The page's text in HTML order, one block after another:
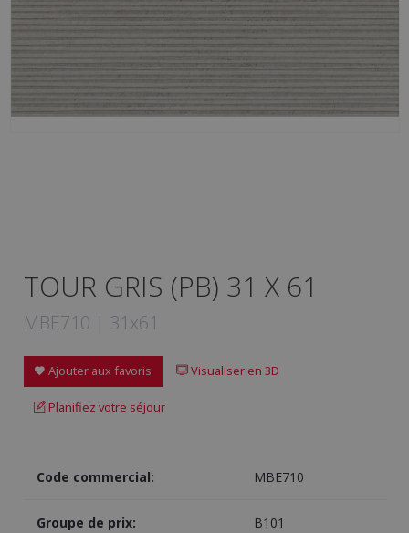
TOUR GRIS (PB) 31 X 61
MBE710 | 31x61
Ajouter aux favoris Visualiser en 3D
Planifiez votre séjour
Code commercial: MBE710
Groupe de prix: B101